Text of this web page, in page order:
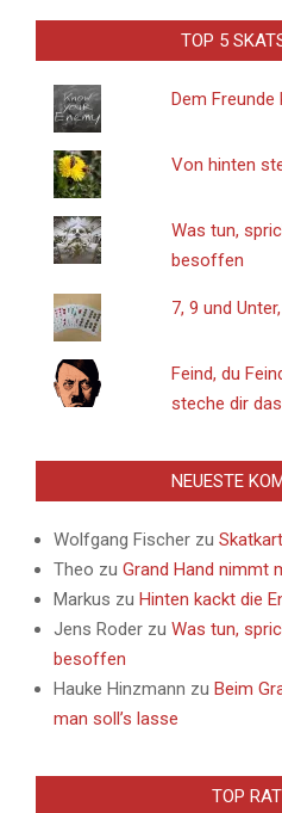
TOP 5
Dem
Von hinten
Was tun,
besoffen
7, 9 und
Feind, du
steche dir
NEUESTE
Wolfgang Fischer zu
Theo zu Grand Hand nimmt
Markus zu Hinten kackt die
Jens Roder zu Was tun,
besoffen
Hauke Hinzmann zu Beim
man soll’s lasse
TOP